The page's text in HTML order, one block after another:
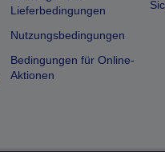
Lieferbedingungen
Nutzungsbedingungen
Bedingungen für Online-
Aktionen